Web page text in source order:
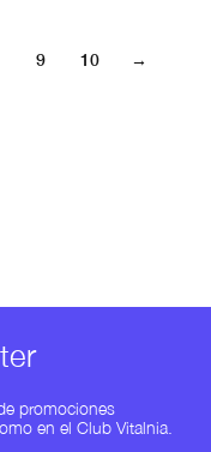
9 10 →
promociones
en el Club Vitalnia.